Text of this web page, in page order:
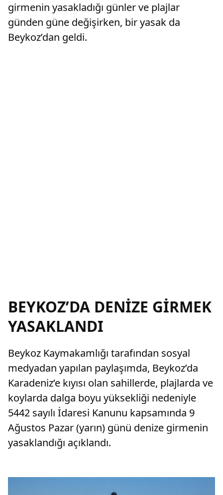
girmenin yasakladığı günler ve plajlar
günden güne değişirken, bir yasak da
Beykoz’dan geldi.
BEYKOZ’DA DENİZE GİRMEK
YASAKLANDI
Beykoz Kaymakamlığı tarafından sosyal
medyadan yapılan paylaşımda, Beykoz’da
Karadeniz’e kıyısı olan sahillerde, plajlarda ve
koylarda dalga boyu yüksekliği nedeniyle
5442 sayılı İdaresi Kanunu kapsamında 9
Ağustos Pazar (yarın) günü denize girmenin
yasaklandığı açıklandı.